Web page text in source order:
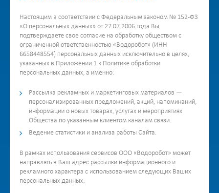
Настоящим в соответствии с Федеральным законом № 152-ФЗ
«О персональных данных» от 27.07.2006 года Вы
подтверждаете свое согласие на обработку обществом с
ограниченной ответственностью «Водоробот» (ИНН
6658448554) персональных данных исключительно в целях,
указанных в Приложении 1 к Политике обработки
персональных данных, а именно:
Рассылка рекламных и маркетинговых материалов —
персонализированных предложений, акций, напоминаний,
информации о новых товарах, услугах и мероприятиях
Общества по указанным клиентом каналам связи.
Ведение статистики и анализа работы Сайта.
В рамках использования сервисов ООО «Водоробот» может
направлять в Ваш адрес рассылки информационного и
рекламного характера с использованием следующих Ваших
персональных данных: